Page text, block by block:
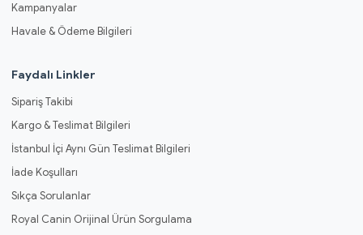
Kampanyalar
Havale & Ödeme Bilgileri
Faydalı Linkler
Sipariş Takibi
Kargo & Teslimat Bilgileri
İstanbul İçi Aynı Gün Teslimat Bilgileri
İade Koşulları
Sıkça Sorulanlar
Royal Canin Orijinal Ürün Sorgulama